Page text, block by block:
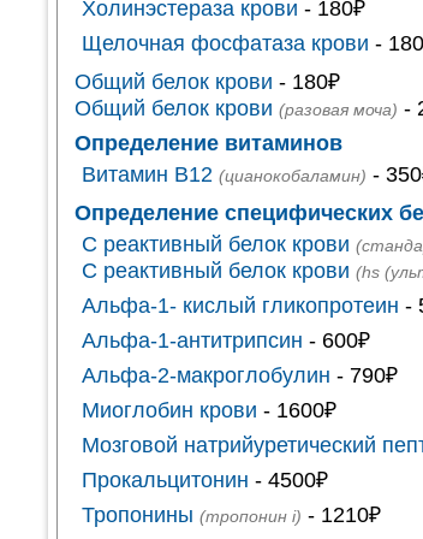
Холинэстераза крови - 180₽
Щелочная фосфатаза крови -
Общий белок крови - 180₽
Общий белок крови (разовая моча) -
Определение витаминов
Витамин В12 (цианокобаламин) -
Определение специфических
C реактивный белок крови
C реактивный белок крови (hs
Альфа-1- кислый гликопротеин -
Альфа-1-антитрипсин - 600₽
Альфа-2-макроглобулин - 790₽
Миоглобин крови - 1600₽
Мозговой натрийуретический
Прокальцитонин - 4500₽
Тропонины (тропонин i) - 1210₽